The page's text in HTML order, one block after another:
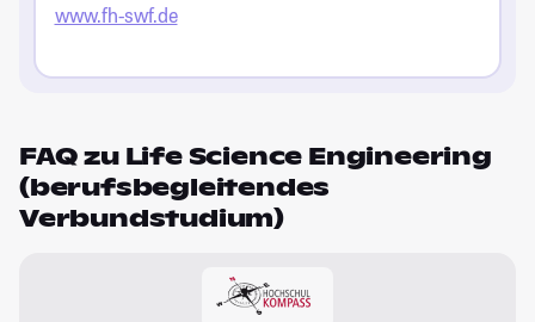
www.fh-swf.de
FAQ zu Life Science Engineering
(berufsbegleitendes
Verbundstudium)